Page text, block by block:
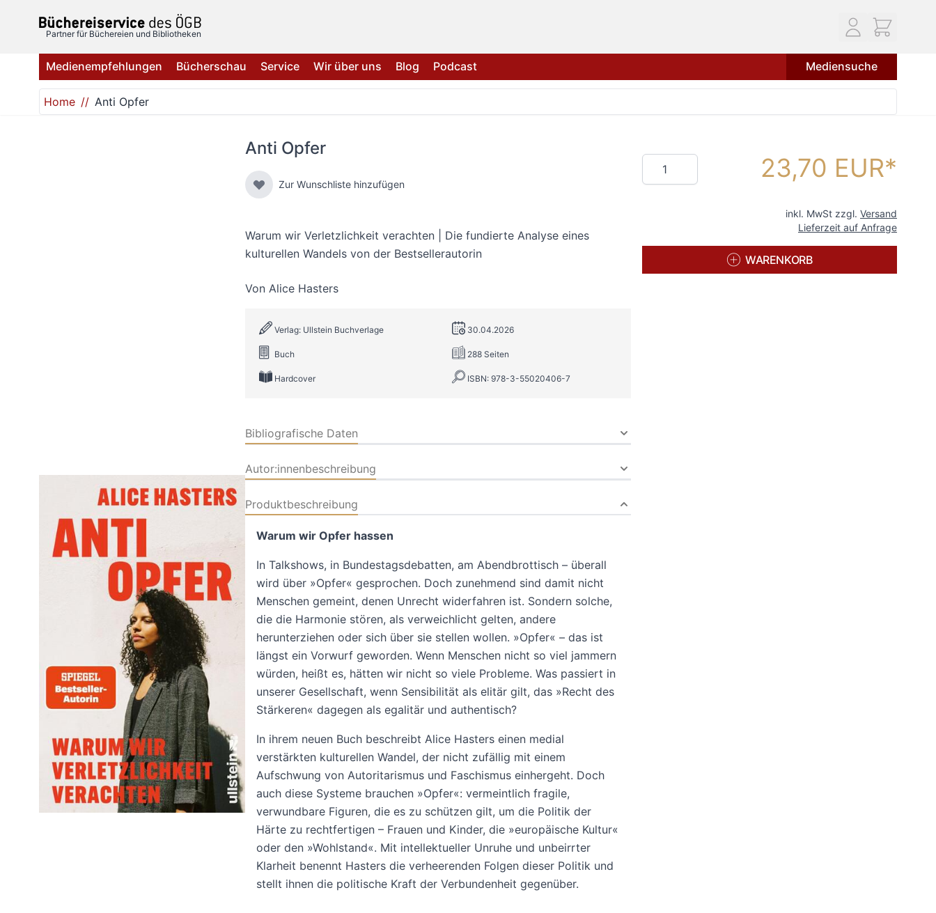
Partner für Büchereien und Bibliotheken
Medienempfehlungen Bücherschau Service Wir über uns Blog Podcast Mediensuche
Home Anti Opfer
Anti Opfer
Zur Wunschliste hinzufügen
Warum wir Verletzlichkeit verachten | Die fundierte Analyse eines
kulturellen Wandels von der Bestsellerautorin
Von Alice Hasters
Verlag: Ullstein Buchverlage 30.04.2026
Buch 288 Seiten
Hardcover ISBN: 978-3-55020406-7
Bibliografische Daten
Autor:innenbeschreibung
Produktbeschreibung
Warum wir Opfer hassen
In Talkshows, in Bundestagsdebatten, am Abendbrottisch – überall
wird über »Opfer« gesprochen. Doch zunehmend sind damit nicht
Menschen gemeint, denen Unrecht widerfahren ist. Sondern solche,
die die Harmonie stören, als verweichlicht gelten, andere
herunterziehen oder sich über sie stellen wollen. »Opfer« – das ist
längst ein Vorwurf geworden. Wenn Menschen nicht so viel jammern
würden, heißt es, hätten wir nicht so viele Probleme. Was passiert in
unserer Gesellschaft, wenn Sensibilität als elitär gilt, das »Recht des
Stärkeren« dagegen als egalitär und authentisch?
In ihrem neuen Buch beschreibt Alice Hasters einen medial
verstärkten kulturellen Wandel, der nicht zufällig mit einem
Aufschwung von Autoritarismus und Faschismus einhergeht. Doch
auch diese Systeme brauchen »Opfer«: vermeintlich fragile,
verwundbare Figuren, die es zu schützen gilt, um die Politik der
Härte zu rechtfertigen – Frauen und Kinder, die »europäische Kultur«
oder den »Wohlstand«. Mit intellektueller Unruhe und unbeirrter
Klarheit benennt Hasters die verheerenden Folgen dieser Politik und
stellt ihnen die politische Kraft der Verbundenheit gegenüber.
Menge 23,70 EUR
inkl. MwSt zzgl. Versand
Lieferzeit auf Anfrage
WARENKORB